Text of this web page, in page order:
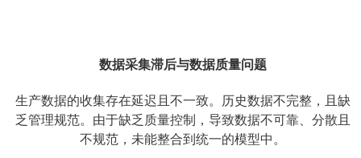
数据采集滞后与数据质量问题
生产数据的收集存在延迟且不一致。历史数据不完整，且缺
乏管理规范。由于缺乏质量控制，导致数据不可靠、分散且
不规范，未能整合到统一的模型中。